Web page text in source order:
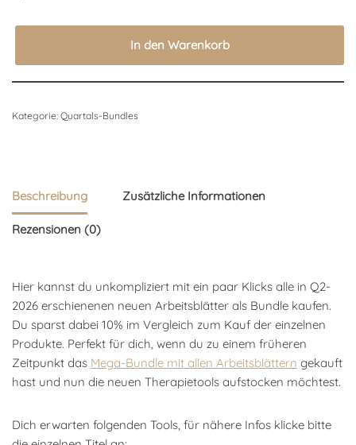
In den Warenkorb
Kategorie: Quartals-Bundles
Beschreibung Zusätzliche Informationen
Rezensionen (0)
Hier kannst du unkompliziert mit ein paar Klicks alle in Q2-
2026 erschienenen neuen Arbeitsblätter als Bundle kaufen.
Du sparst dabei 10% im Vergleich zum Kauf der einzelnen
Produkte. Perfekt für dich, wenn du zu einem früheren
Zeitpunkt das Mega-Bundle mit allen Arbeitsblättern gekauft
hast und nun die neuen Therapietools aufstocken möchtest.
Dich erwarten folgenden Tools, für nähere Infos klicke bitte